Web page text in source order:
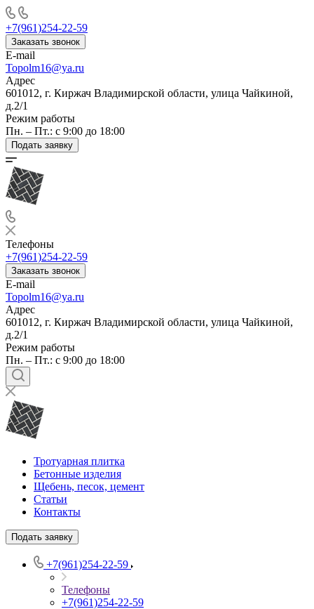
+7(961)254-22-59
Заказать звонок
E-mail
Topolm16@ya.ru
Адрес
601012, г. Киржач Владимирской области, улица Чайкиной,
д.2/1
Режим работы
Пн. – Пт.: с 9:00 до 18:00
Подать заявку
Телефоны
+7(961)254-22-59
Заказать звонок
E-mail
Topolm16@ya.ru
Адрес
601012, г. Киржач Владимирской области, улица Чайкиной,
д.2/1
Режим работы
Пн. – Пт.: с 9:00 до 18:00
Тротуарная плитка
Бетонные изделия
Щебень, песок, цемент
Статьи
Контакты
Подать заявку
+7(961)254-22-59
Телефоны
+7(961)254-22-59